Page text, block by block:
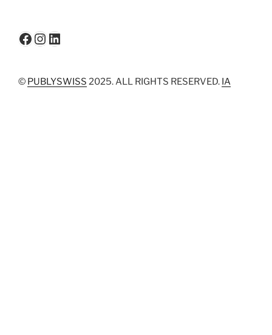
Facebook
Instagram
LinkedIn
© PUBLYSWISS 2025. ALL RIGHTS RESERVED. IA